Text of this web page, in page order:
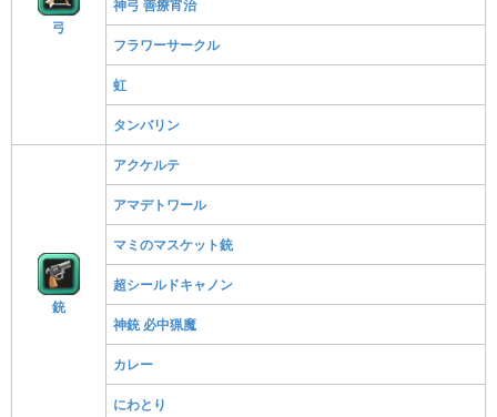
弓
神弓 善療宵治
フラワーサークル
虹
タンバリン
銃
アクケルテ
アマデトワール
マミのマスケット銃
超シールドキャノン
神銃 必中猟魔
カレー
にわとり